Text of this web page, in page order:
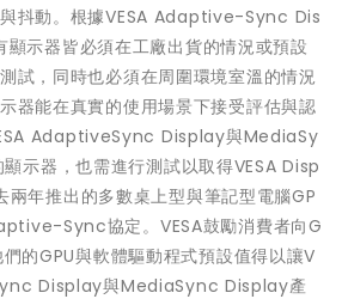
抖動。根據VESA Adaptive-Sync Dis
示器皆必須在工廠出貨的情況或預設
試，同時也必須在周圍環境室溫的情況
器能在真實的使用場景下接受評估與認
AdaptiveSync Display與MediaSy
示器，也需進行測試以取得VESA Disp
年推出的多數桌上型與筆記型電腦GP
Sync協定。VESA鼓勵消費者向G
的GPU與軟體驅動程式預設值得以讓V
Display與MediaSync Display產